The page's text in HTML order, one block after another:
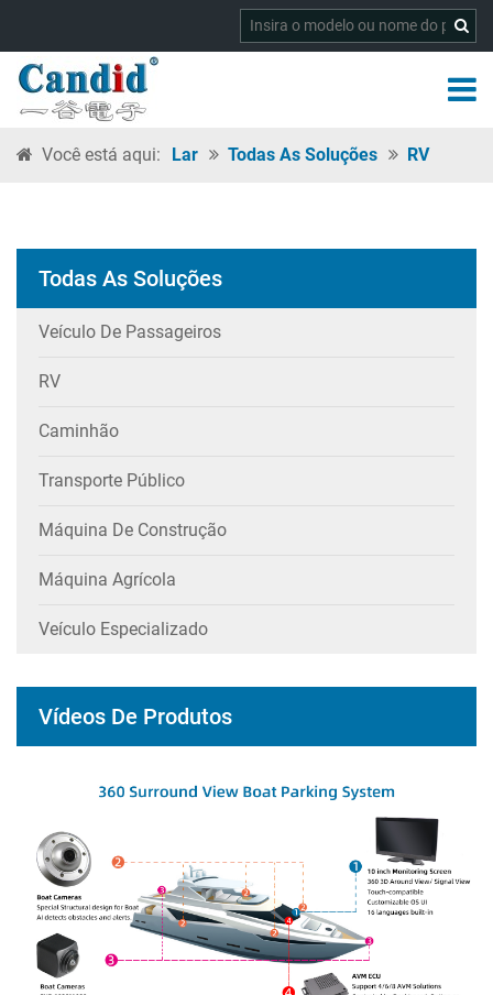
Você está aqui: Lar Todas As Soluções RV
Todas As Soluções
Veículo De Passageiros
RV
Caminhão
Transporte Público
Máquina De Construção
Máquina Agrícola
Veículo Especializado
Vídeos De Produtos